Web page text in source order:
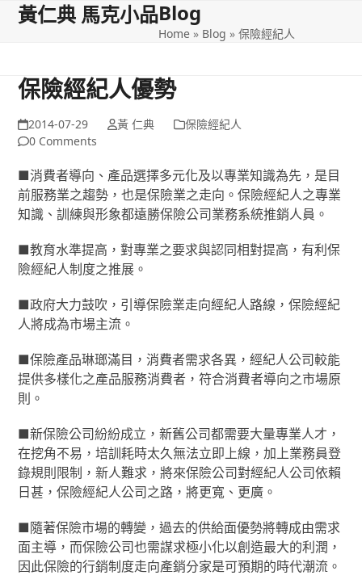
Skip黃仁典 馬克小品
Open
Close
Blog
Home » Blog »保險經紀人
保險經紀人優勢
2014-07-29 黃 仁典
保險經紀人
0 Comments
■消費者導向、產品選擇多元化及以專業知識為先，是目
前服務業之趨勢，也是保險業之走向。保險經紀人之專業
知識、訓練與形象都遠勝保險公司業務系統推銷人員。
■教育水準提高，對專業之要求與認同相對提高，有利保
險經紀人制度之推展。
■政府大力鼓吹，引導保險業走向經紀人路線，保險經紀
人將成為市場主流。
■保險產品琳瑯滿目，消費者需求各異，經紀人公司較能
提供多樣化之產品服務消費者，符合消費者導向之市場原
則。
■新保險公司紛紛成立，新舊公司都需要大量專業人才，
在挖角不易，培訓耗時太久無法立即上線，加上業務員登
錄規則限制，新人難求，將來保險公司對經紀人公司依賴
日甚，保險經紀人公司之路，將更寬、更廣。
■隨著保險市場的轉變，過去的供給面優勢將轉成由需求
面主導，而保險公司也需謀求極小化以創造最大的利潤，
因此保險的行銷制度走向產銷分家是可預期的時代潮流。